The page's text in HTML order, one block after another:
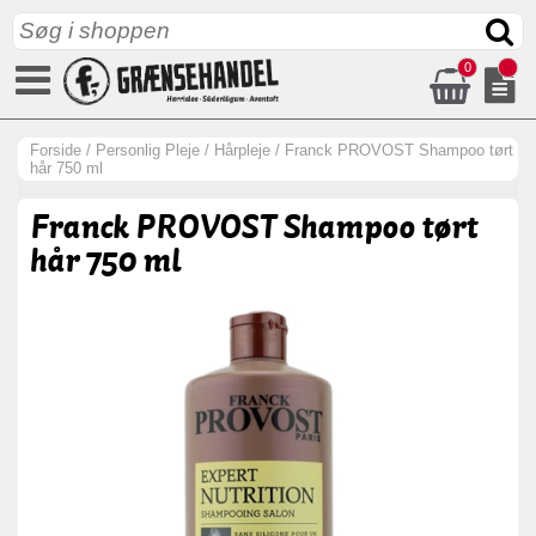
0
Forside / Personlig Pleje / Hårpleje / Franck PROVOST Shampoo tørt
hår 750 ml
Franck PROVOST Shampoo tørt
hår 750 ml